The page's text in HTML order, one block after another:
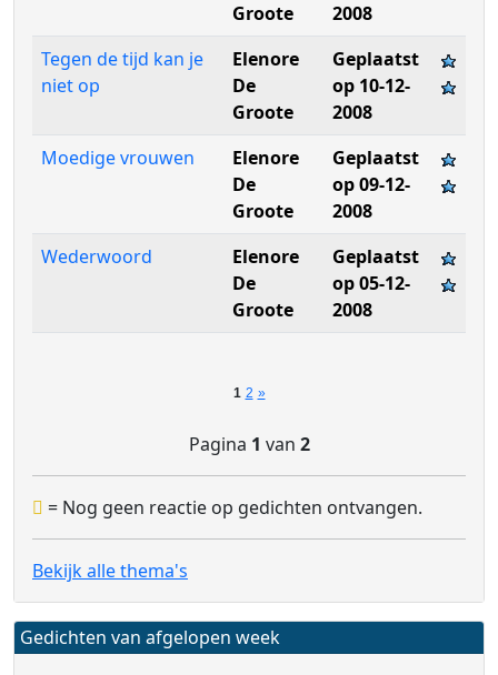
Groote
2008
Tegen de tijd kan je
niet op
Elenore
De
Groote
Geplaatst
op 10-12-
2008
Moedige vrouwen
Elenore
De
Groote
Geplaatst
op 09-12-
2008
Wederwoord
Elenore
De
Groote
Geplaatst
op 05-12-
2008
1 2 »
Pagina 1 van 2
= Nog geen reactie op gedichten ontvangen.
Bekijk alle thema's
Gedichten van afgelopen week